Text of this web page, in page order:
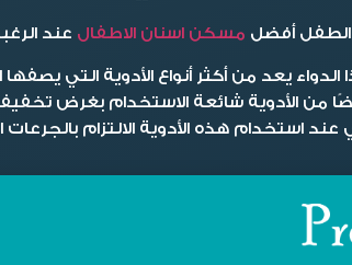
الطفل أفضل مسكن اسنان الاطفال عند
يعد من أكثر أنواع الأدوية التي يصفها الطبيب لتخفيف
من الأدوية شائعة الاستخدام بغرض
عند استخدام هذه الأدوية الالتزام